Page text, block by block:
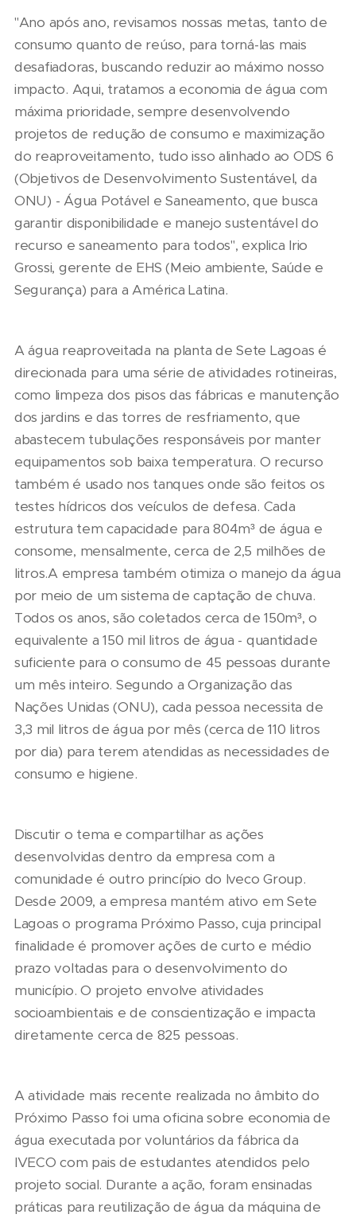
"Ano após ano, revisamos nossas metas, tanto de
consumo quanto de reúso, para torná-las mais
desafiadoras, buscando reduzir ao máximo nosso
impacto. Aqui, tratamos a economia de água com
máxima prioridade, sempre desenvolvendo
projetos de redução de consumo e maximização
do reaproveitamento, tudo isso alinhado ao ODS 6
(Objetivos de Desenvolvimento Sustentável, da
ONU) - Água Potável e Saneamento, que busca
garantir disponibilidade e manejo sustentável do
recurso e saneamento para todos", explica Irio
Grossi, gerente de EHS (Meio ambiente, Saúde e
Segurança) para a América Latina.
A água reaproveitada na planta de Sete Lagoas é
direcionada para uma série de atividades rotineiras,
como limpeza dos pisos das fábricas e manutenção
dos jardins e das torres de resfriamento, que
abastecem tubulações responsáveis por manter
equipamentos sob baixa temperatura. O recurso
também é usado nos tanques onde são feitos os
testes hídricos dos veículos de defesa. Cada
estrutura tem capacidade para 804m³ de água e
consome, mensalmente, cerca de 2,5 milhões de
litros.A empresa também otimiza o manejo da água
por meio de um sistema de captação de chuva.
Todos os anos, são coletados cerca de 150m³, o
equivalente a 150 mil litros de água - quantidade
suficiente para o consumo de 45 pessoas durante
um mês inteiro. Segundo a Organização das
Nações Unidas (ONU), cada pessoa necessita de
3,3 mil litros de água por mês (cerca de 110 litros
por dia) para terem atendidas as necessidades de
consumo e higiene.
Discutir o tema e compartilhar as ações
desenvolvidas dentro da empresa com a
comunidade é outro princípio do Iveco Group.
Desde 2009, a empresa mantém ativo em Sete
Lagoas o programa Próximo Passo, cuja principal
finalidade é promover ações de curto e médio
prazo voltadas para o desenvolvimento do
município. O projeto envolve atividades
socioambientais e de conscientização e impacta
diretamente cerca de 825 pessoas.
A atividade mais recente realizada no âmbito do
Próximo Passo foi uma oficina sobre economia de
água executada por voluntários da fábrica da
IVECO com pais de estudantes atendidos pelo
projeto social. Durante a ação, foram ensinadas
práticas para reutilização de água da máquina de